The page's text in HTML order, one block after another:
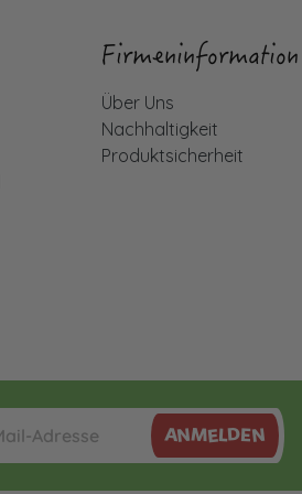
Firmeninformation
Über Uns
Nachhaltigkeit
Produktsicherheit
ANMELDEN